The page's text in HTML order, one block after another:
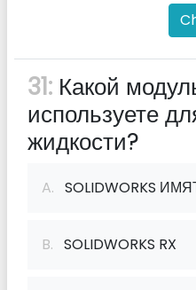
31: Какой
используете
жидкости?
A. SOLIDWORKS
B. SOLIDWORKS RX